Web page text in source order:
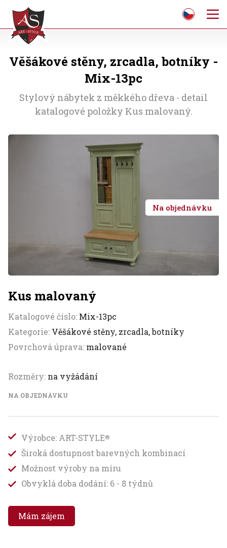
Věšákové stěny, zrcadla, botníky -
Mix-13pc
Stylový nábytek z měkkého dřeva - detail
katalogové položky Kus malovaný.
Na objednávku
Kus malovaný
Katalogové číslo: Mix-13pc
Kategorie: Věšákové stěny, zrcadla, botníky
Povrchová úprava: malované
Rozměry: na vyžádání
NA OBJEDNÁVKU
Výrobce: ART-STYLE®
Široká dostupnost barevných kombinací
Možnost výroby na míru
Obvyklá doba dodání: 6 - 8 týdnů
Mám zájem